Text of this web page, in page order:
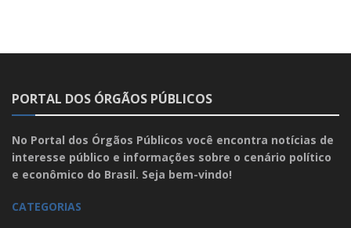
PORTAL DOS ÓRGÃOS PÚBLICOS
No Portal dos Órgãos Públicos você encontra notícias de
interesse público e informações sobre o cenário político
e econômico do Brasil. Seja bem-vindo!
CATEGORIAS